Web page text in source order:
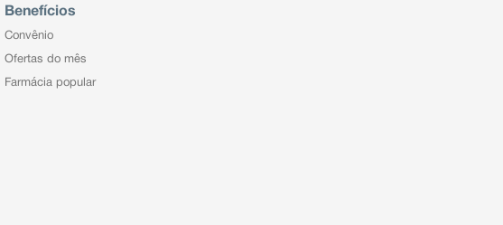
Benefícios
Convênio
Ofertas do mês
Farmácia popular